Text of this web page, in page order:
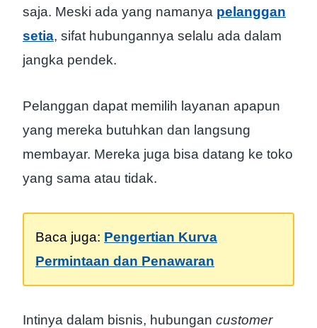
saja. Meski ada yang namanya pelanggan
setia, sifat hubungannya selalu ada dalam
jangka pendek.
Pelanggan dapat memilih layanan apapun
yang mereka butuhkan dan langsung
membayar. Mereka juga bisa datang ke toko
yang sama atau tidak.
Baca juga: Pengertian Kurva
Permintaan dan Penawaran
Intinya dalam bisnis, hubungan customer